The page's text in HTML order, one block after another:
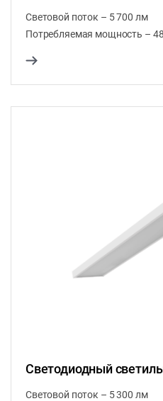
Световой поток – 5 700 лм
Потребляемая мощность –
Светодиодный
Световой поток – 5 300 лм